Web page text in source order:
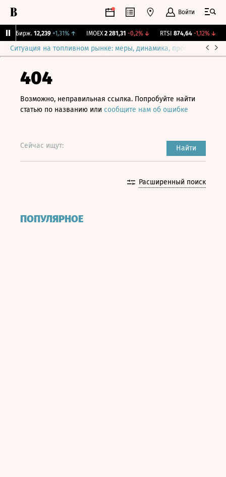
Войти
Бирж. 12,239 +1,31% ↑ IMOEX 2 281,31 -0,2%↓ RTSI 874,64 -1,12%↓
Ситуация на топливном рынке: меры, динамика, прогнозы
404
Возможно, неправильная ссылка. Попробуйте найти
статью по названию или сообщите нам об ошибке
Сейчас ищут: Найти
Расширенный поиск
ПОПУЛЯРНОЕ